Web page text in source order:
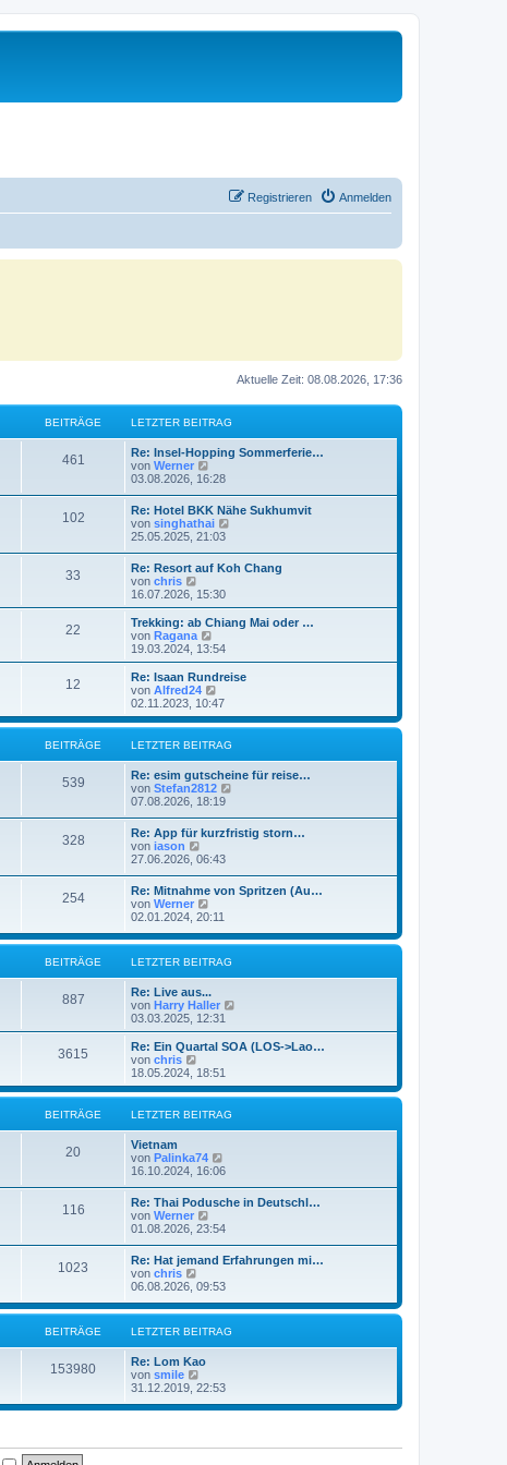
Anmelden
Registrieren
Aktuelle Zeit: 08.08.2026, 17:36
BEITRÄGE LETZTER BEITRAG
461
Re: Insel-Hopping Sommerferie…
von Werner
e
e
s
t
e
r
B
i
t
r
a
g
03.08.2026, 16:28
102
Re: Hotel BKK Nähe Sukhumvit
von singhathai
e
s
r
B
t
r
25.05.2025, 21:03
33
Re: Resort auf Koh Chang
von chris
e
u
e
s
t
B
e
i
t
a
g
16.07.2026, 15:30
22
Trekking: ab Chiang Mai oder …
von Ragana
e
u
e
s
t
r
B
e
i
t
r
a
g
19.03.2024, 13:54
12
Re: Isaan Rundreise
von Alfred24
e
u
e
s
r
B
e
i
t
a
02.11.2023, 10:47
BEITRÄGE LETZTER BEITRAG
539
Re: esim gutscheine für reise…
von Stefan2812
e
s
r
B
t
r
07.08.2026, 18:19
328
Re: App für kurzfristig storn…
von iason
e
s
t
e
r
B
e
i
t
r
a
27.06.2026, 06:43
254
Re: Mitnahme von Spritzen (Au…
von Werner
e
e
t
e
r
B
e
i
t
a
g
02.01.2024, 20:11
BEITRÄGE LETZTER BEITRAG
887
Re: Live aus...
von Harry Haller
u
e
r
i
g
03.03.2025, 12:31
3615
Re: Ein Quartal SOA (LOS->Lao…
von chris
e
u
e
s
B
e
i
t
r
a
18.05.2024, 18:51
BEITRÄGE LETZTER BEITRAG
20
Vietnam
von Palinka74
e
e
s
t
e
r
B
i
t
r
a
g
16.10.2024, 16:06
116
Re: Thai Podusche in Deutschl…
von Werner
e
e
s
e
r
B
e
i
a
01.08.2026, 23:54
1023
Re: Hat jemand Erfahrungen mi…
von chris
e
e
t
e
r
B
e
i
06.08.2026, 09:53
BEITRÄGE LETZTER BEITRAG
153980
Re: Lom Kao
von smile
e
e
e
31.12.2019, 22:53